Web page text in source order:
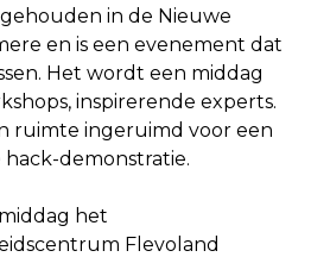
in de Nieuwe
en is een evenement dat
Het wordt een middag
inspirerende experts.
ruimte ingeruimd voor een
demonstratie.
het
Flevoland